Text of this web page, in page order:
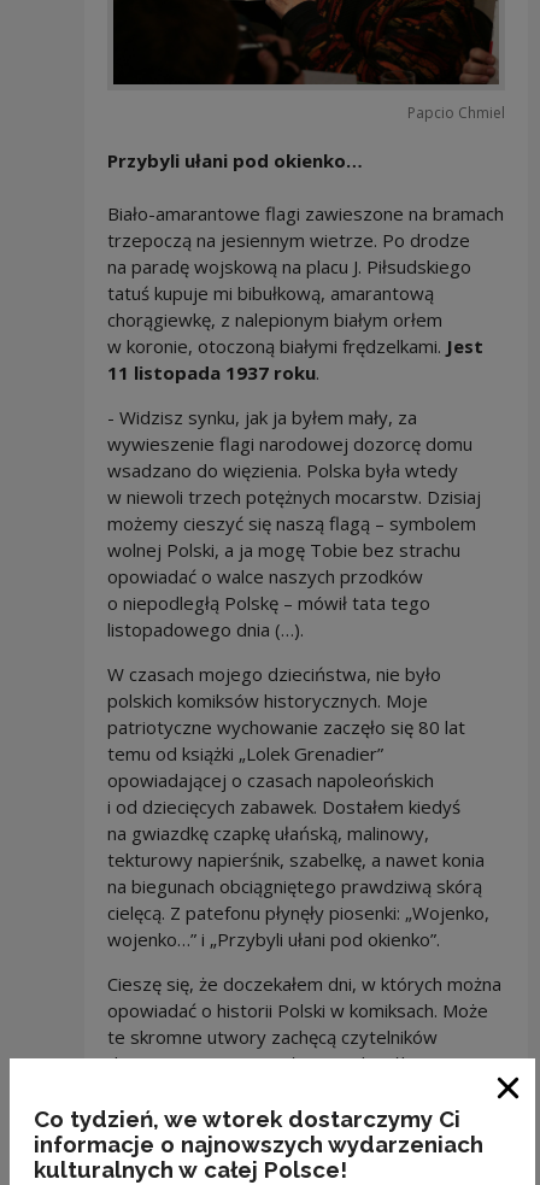
Papcio Chmiel
Przybyli ułani pod okienko…
Biało-amarantowe flagi zawieszone na bramach
trzepoczą na jesiennym wietrze. Po drodze
na paradę wojskową na placu J. Piłsudskiego
tatuś kupuje mi bibułkową, amarantową
chorągiewkę, z nalepionym białym orłem
w koronie, otoczoną białymi frędzelkami. Jest
11 listopada 1937 roku.
- Widzisz synku, jak ja byłem mały, za
wywieszenie flagi narodowej dozorcę domu
wsadzano do więzienia. Polska była wtedy
w niewoli trzech potężnych mocarstw. Dzisiaj
możemy cieszyć się naszą flagą – symbolem
wolnej Polski, a ja mogę Tobie bez strachu
opowiadać o walce naszych przodków
o niepodległą Polskę – mówił tata tego
listopadowego dnia (…).
W czasach mojego dzieciństwa, nie było
polskich komiksów historycznych. Moje
patriotyczne wychowanie zaczęło się 80 lat
temu od książki „Lolek Grenadier”
opowiadającej o czasach napoleońskich
i od dziecięcych zabawek. Dostałem kiedyś
na gwiazdkę czapkę ułańską, malinowy,
tekturowy napierśnik, szabelkę, a nawet konia
na biegunach obciągniętego prawdziwą skórą
cielęcą. Z patefonu płynęły piosenki: „Wojenko,
wojenko…” i „Przybyli ułani pod okienko”.
Cieszę się, że doczekałem dni, w których można
opowiadać o historii Polski w komiksach. Może
te skromne utwory zachęcą czytelników
do sięgnięcia po poważniejsze książki.
Papcio Chmiel
Co tydzień, we wtorek dostarczymy Ci
informacje o najnowszych wydarzeniach
kulturalnych w całej Polsce!